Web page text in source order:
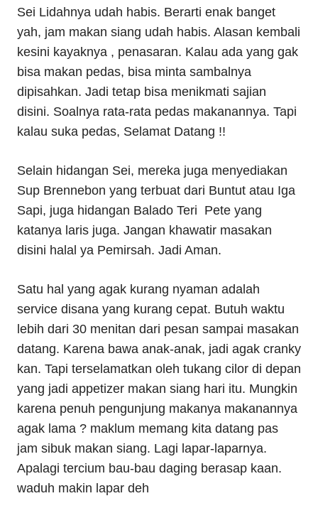
Sei Lidahnya udah habis. Berarti enak banget
yah, jam makan siang udah habis. Alasan kembali
kesini kayaknya , penasaran. Kalau ada yang gak
bisa makan pedas, bisa minta sambalnya
dipisahkan. Jadi tetap bisa menikmati sajian
disini. Soalnya rata-rata pedas makanannya. Tapi
kalau suka pedas, Selamat Datang !!
Selain hidangan Sei, mereka juga menyediakan
Sup Brennebon yang terbuat dari Buntut atau Iga
Sapi, juga hidangan Balado Teri Pete yang
katanya laris juga. Jangan khawatir masakan
disini halal ya Pemirsah. Jadi Aman.
Satu hal yang agak kurang nyaman adalah
service disana yang kurang cepat. Butuh waktu
lebih dari 30 menitan dari pesan sampai masakan
datang. Karena bawa anak-anak, jadi agak cranky
kan. Tapi terselamatkan oleh tukang cilor di depan
yang jadi appetizer makan siang hari itu. Mungkin
karena penuh pengunjung makanya makanannya
agak lama ? maklum memang kita datang pas
jam sibuk makan siang. Lagi lapar-laparnya.
Apalagi tercium bau-bau daging berasap kaan.
waduh makin lapar deh